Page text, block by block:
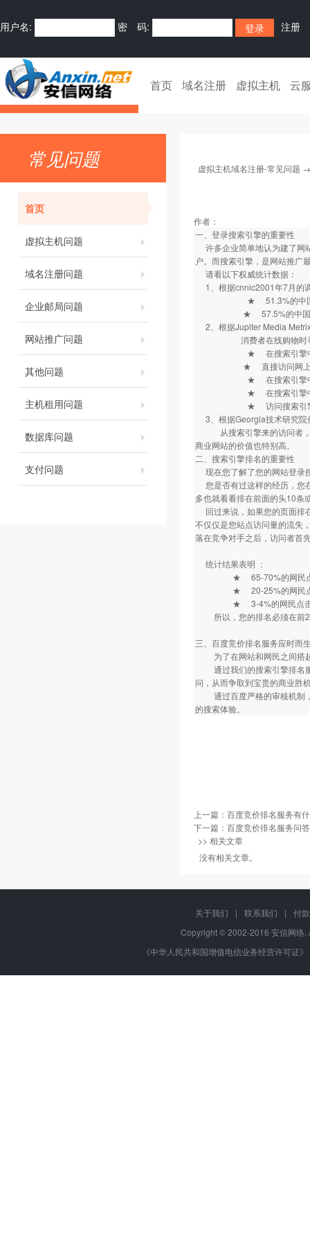
用户名: 密 码: 注册
首页 域名注册 虚拟主机 云
常见问题
首页
虚拟主机问题
域名注册问题
企业邮局问题
网站推广问题
其他问题
主机租用问题
数据库问题
支付问题
虚拟主机域名注册-常见问题
作者：
一、登录搜索引擎的重要性
许多企业简单地认为建了网
户。而搜索引擎，是网站推广
请看以下权威统计数据
1、根据cnnic2001年7月的
★ 51.3%的中国互联
★ 57.5%的中国互联
2、根据Jupiter Media
消费者在线购物时寻找
★ 在搜索引擎中输
★ 直接访问网上商
★ 在搜索引擎中输
★ 在搜索引擎中输
★ 访问搜索引擎
3、根据Georgia技术研究院
从搜索引擎来的访问者，新
商业网站的价值也特别高。
二、搜索引擎排名的重要性
现在您了解了您的网站登
您是否有过这样的经历，您
多也就看看排在前面的头10条
回过来说，如果您的页面排
不仅仅是您站点访问量的流失
落在竞争对手之后，访问者首
统计结果表明 ：
★ 65-70%的网民点击
★ 20-25%的网民点击
★ 3-4%的网民点击量被
所以，您的排名必须在前
三、百度竞价排名服务应时而
为了在网站和网民之间搭
通过我们的搜索引擎排名服
问，从而争取到宝贵的商业胜
通过百度严格的审核机制，
的搜索体验。
上一篇： 百度竞价排名服务有
下一篇： 百度竞价排名服务问答
>> 相关文章
没有相关文章。
关于我们 | 联系我们 |
付
Copyright © 2002-2016 安信网
《中华人民共和国增值电信业务经营许可